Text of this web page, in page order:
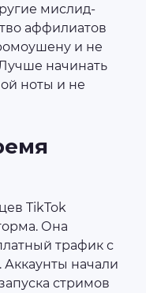
мислид-
аффилиатов
и не
начинать
ноты и не
TikTok
Она
трафик с
начали
стримов